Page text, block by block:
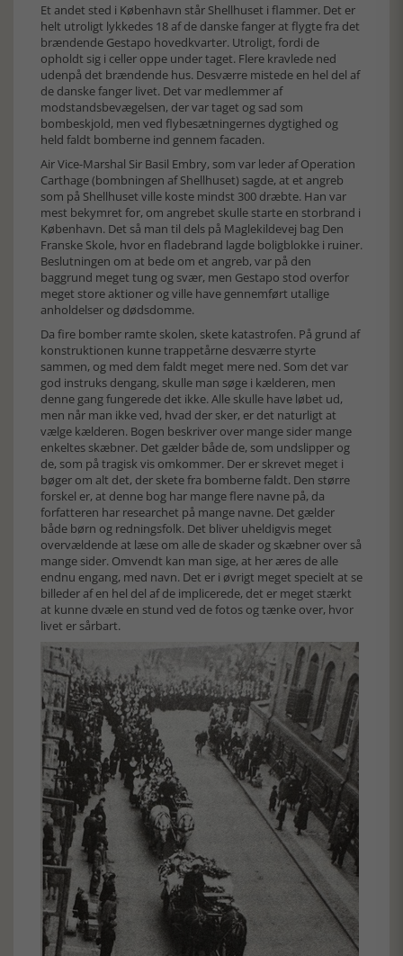
Et andet sted i København står Shellhuset i flammer. Det er
helt utroligt lykkedes 18 af de danske fanger at flygte fra det
brændende Gestapo hovedkvarter. Utroligt, fordi de
opholdt sig i celler oppe under taget. Flere kravlede ned
udenpå det brændende hus. Desværre mistede en hel del af
de danske fanger livet. Det var medlemmer af
modstandsbevægelsen, der var taget og sad som
bombeskjold, men ved flybesætningernes dygtighed og
held faldt bomberne ind gennem facaden.
Air Vice-Marshal Sir Basil Embry, som var leder af Operation
Carthage (bombningen af Shellhuset) sagde, at et angreb
som på Shellhuset ville koste mindst 300 dræbte. Han var
mest bekymret for, om angrebet skulle starte en storbrand i
København. Det så man til dels på Maglekildevej bag Den
Franske Skole, hvor en fladebrand lagde boligblokke i ruiner.
Beslutningen om at bede om et angreb, var på den
baggrund meget tung og svær, men Gestapo stod overfor
meget store aktioner og ville have gennemført utallige
anholdelser og dødsdomme.
Da fire bomber ramte skolen, skete katastrofen. På grund af
konstruktionen kunne trappetårne desværre styrte
sammen, og med dem faldt meget mere ned. Som det var
god instruks dengang, skulle man søge i kælderen, men
denne gang fungerede det ikke. Alle skulle have løbet ud,
men når man ikke ved, hvad der sker, er det naturligt at
vælge kælderen. Bogen beskriver over mange sider mange
enkeltes skæbner. Det gælder både de, som undslipper og
de, som på tragisk vis omkommer. Der er skrevet meget i
bøger om alt det, der skete fra bomberne faldt. Den større
forskel er, at denne bog har mange flere navne på, da
forfatteren har researchet på mange navne. Det gælder
både børn og redningsfolk. Det bliver uheldigvis meget
overvældende at læse om alle de skader og skæbner over så
mange sider. Omvendt kan man sige, at her æres de alle
endnu engang, med navn. Det er i øvrigt meget specielt at se
billeder af en hel del af de implicerede, det er meget stærkt
at kunne dvæle en stund ved de fotos og tænke over, hvor
livet er sårbart.